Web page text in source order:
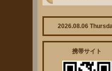
2026.08.06
携帯サイト